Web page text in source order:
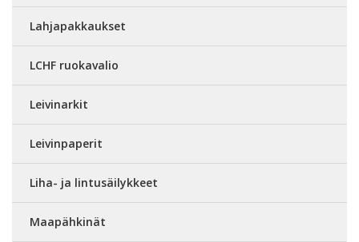
Lahjapakkaukset
LCHF ruokavalio
Leivinarkit
Leivinpaperit
Liha- ja lintusäilykkeet
Maapähkinät